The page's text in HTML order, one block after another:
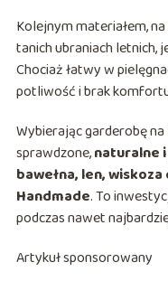
Kolejnym materiałem,
tanich ubraniach letnich,
Chociaż łatwy w
potliwość i brak
Wybierając garderobę
sprawdzone,naturalne
bawełna, len,
Handmade. To
podczas nawet
Artykuł sponsorowany